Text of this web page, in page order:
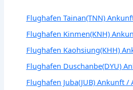
Flughafen Tainan(TNN)
Flughafen Kinmen(KNH)
Flughafen Kaohsiung(KHH)
Flughafen Duschanbe(DYU)
Flughafen Juba(JUB) Ankunft /